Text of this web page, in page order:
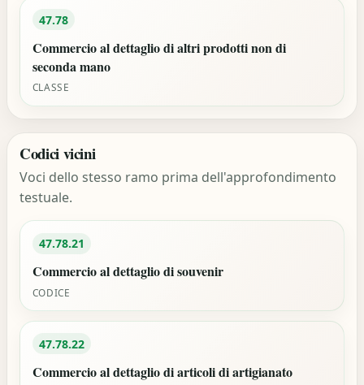
47.78
Commercio al dettaglio di altri prodotti non di
seconda mano
CLASSE
Codici vicini
Voci dello stesso ramo prima dell'approfondimento
testuale.
47.78.21
Commercio al dettaglio di souvenir
CODICE
47.78.22
Commercio al dettaglio di articoli di artigianato